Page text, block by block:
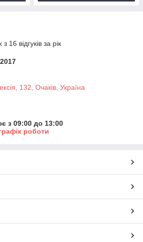
16 відгуків за рік
132, Очаків, Україна
з 09:00 до 13:00
роботи